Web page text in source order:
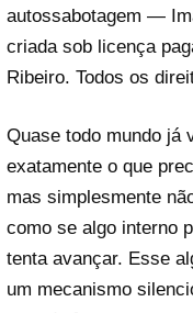
autossabotagem —
criada sob licença
Ribeiro. Todos os
Quase todo mundo já
exatamente o que
mas simplesmente
como se algo interno
tenta avançar. Esse
um mecanismo